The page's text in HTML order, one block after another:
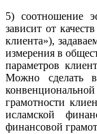
5) соотношение
зависит от
клиента»),
измерения в
параметров
Можно сделать
грамотности
исламской
финансовой